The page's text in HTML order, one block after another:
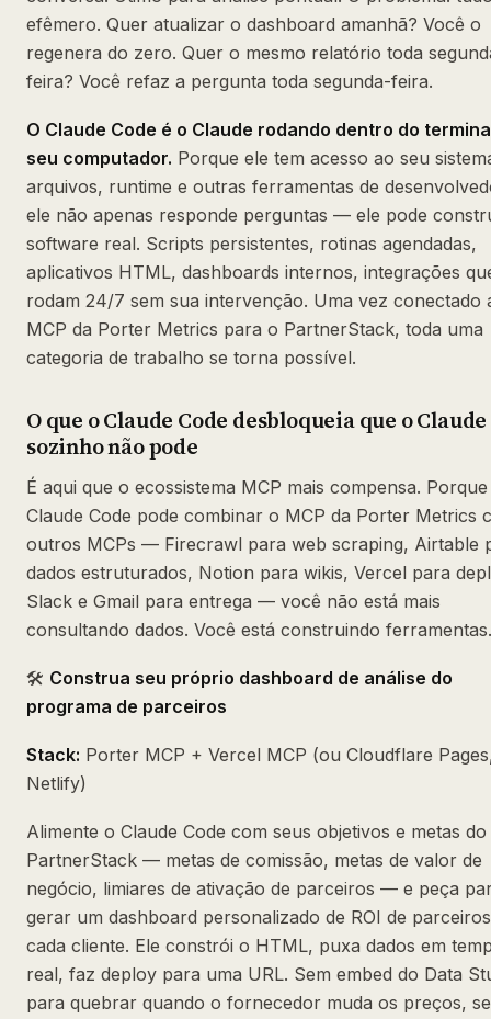
efêmero. Quer atualizar o dashboard amanhã? Você o
regenera do zero. Quer o mesmo relatório toda
feira? Você refaz a pergunta toda segunda-feira.
O Claude Code é o Claude rodando dentro do
seu computador. Porque ele tem acesso ao seu
arquivos, runtime e outras ferramentas de
ele não apenas responde perguntas — ele pode
software real. Scripts persistentes, rotinas agendadas,
aplicativos HTML, dashboards internos, integrações
rodam 24/7 sem sua intervenção. Uma vez conectado
MCP da Porter Metrics para o PartnerStack, toda uma
categoria de trabalho se torna possível.
O que o Claude Code desbloqueia que o Claude
sozinho não pode
É aqui que o ecossistema MCP mais compensa.
Claude Code pode combinar o MCP da Porter Metrics
outros MCPs — Firecrawl para web scraping, Airtable
dados estruturados, Notion para wikis, Vercel para
Slack e Gmail para entrega — você não está mais
consultando dados. Você está construindo ferramentas.
🛠️ Construa seu próprio dashboard de análise do
programa de parceiros
Stack: Porter MCP + Vercel MCP (ou Cloudflare
Netlify)
Alimente o Claude Code com seus objetivos e metas do
PartnerStack — metas de comissão, metas de valor de
negócio, limiares de ativação de parceiros — e peça
gerar um dashboard personalizado de ROI de
cada cliente. Ele constrói o HTML, puxa dados em
real, faz deploy para uma URL. Sem embed do Data
para quebrar quando o fornecedor muda os preços,